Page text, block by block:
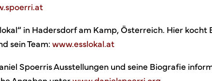
in Hadersdorf am Kamp, Österreich. Hier kocht
sein Team:www.esslokal.at
Spoerris Ausstellungen und seine Biografie